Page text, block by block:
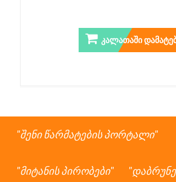
ᲙᲐᲚᲐᲗᲐᲨᲘ
შენი წარმატების პორტალი
მიტანის პირობები